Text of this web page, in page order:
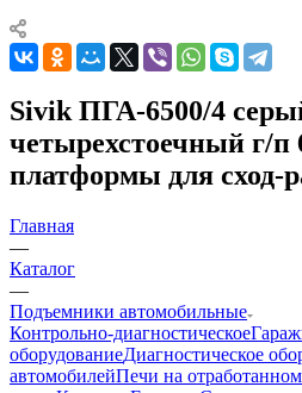
Sivik ПГА-6500/4
четырехстоечный г/п
платформы для сход-
Главная
—
Каталог
—
Подъемники автомобильные
Контрольно-диагностическое
оборудованиеДиагностическое
автомобилейПечи на отработанном